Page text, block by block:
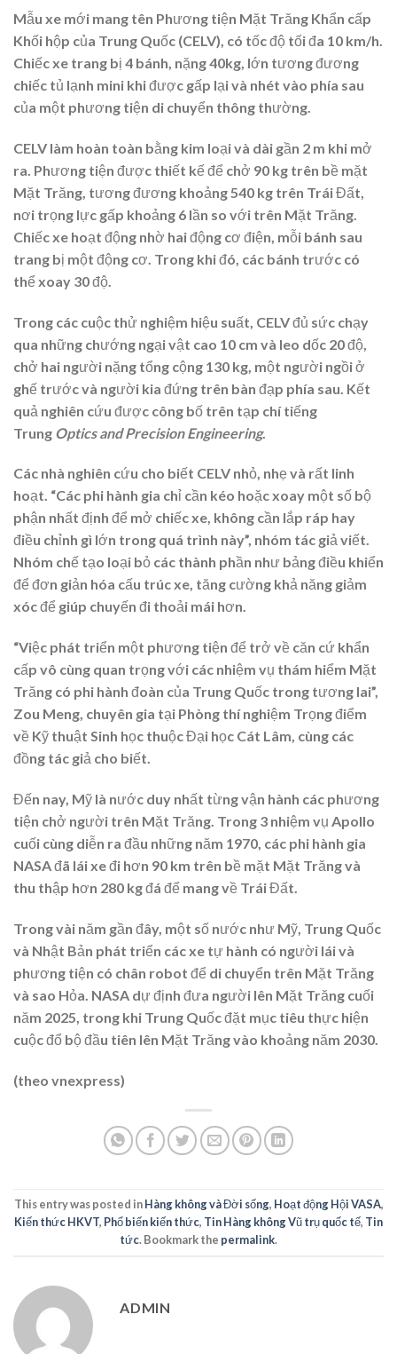
Mẫu xe mới mang tên Phương tiện Mặt Trăng Khẩn cấp
Khối hộp của Trung Quốc (CELV), có tốc độ tối đa 10 km/h.
Chiếc xe trang bị 4 bánh, nặng 40kg, lớn tương đương
chiếc tủ lạnh mini khi được gấp lại và nhét vào phía sau
của một phương tiện di chuyển thông thường.
CELV làm hoàn toàn bằng kim loại và dài gần 2 m khi mở
ra. Phương tiện được thiết kế để chở 90 kg trên bề mặt
Mặt Trăng, tương đương khoảng 540 kg trên Trái Đất,
nơi trọng lực gấp khoảng 6 lần so với trên Mặt Trăng.
Chiếc xe hoạt động nhờ hai động cơ điện, mỗi bánh sau
trang bị một động cơ. Trong khi đó, các bánh trước có
thể xoay 30 độ.
Trong các cuộc thử nghiệm hiệu suất, CELV đủ sức chạy
qua những chướng ngại vật cao 10 cm và leo dốc 20 độ,
chở hai người nặng tổng cộng 130 kg, một người ngồi ở
ghế trước và người kia đứng trên bàn đạp phía sau. Kết
quả nghiên cứu được công bố trên tạp chí tiếng
Trung Optics and Precision Engineering.
Các nhà nghiên cứu cho biết CELV nhỏ, nhẹ và rất linh
hoạt. “Các phi hành gia chỉ cần kéo hoặc xoay một số bộ
phận nhất định để mở chiếc xe, không cần lắp ráp hay
điều chỉnh gì lớn trong quá trình này”, nhóm tác giả viết.
Nhóm chế tạo loại bỏ các thành phần như bảng điều khiển
để đơn giản hóa cấu trúc xe, tăng cường khả năng giảm
xóc để giúp chuyến đi thoải mái hơn.
“Việc phát triển một phương tiện để trở về căn cứ khẩn
cấp vô cùng quan trọng với các nhiệm vụ thám hiểm Mặt
Trăng có phi hành đoàn của Trung Quốc trong tương lai”,
Zou Meng, chuyên gia tại Phòng thí nghiệm Trọng điểm
về Kỹ thuật Sinh học thuộc Đại học Cát Lâm, cùng các
đồng tác giả cho biết.
Đến nay, Mỹ là nước duy nhất từng vận hành các phương
tiện chở người trên Mặt Trăng. Trong 3 nhiệm vụ Apollo
cuối cùng diễn ra đầu những năm 1970, các phi hành gia
NASA đã lái xe đi hơn 90 km trên bề mặt Mặt Trăng và
thu thập hơn 280 kg đá để mang về Trái Đất.
Trong vài năm gần đây, một số nước như Mỹ, Trung Quốc
và Nhật Bản phát triển các xe tự hành có người lái và
phương tiện có chân robot để di chuyển trên Mặt Trăng
và sao Hỏa. NASA dự định đưa người lên Mặt Trăng cuối
năm 2025, trong khi Trung Quốc đặt mục tiêu thực hiện
cuộc đổ bộ đầu tiên lên Mặt Trăng vào khoảng năm 2030.
(theo vnexpress)
This entry was posted inHàng không và Đời sống, Hoạt động Hội VASA,
Kiến thức HKVT, Phổ biến kiến thức, Tin Hàng không Vũ trụ quốc tế, Tin
tức. Bookmark the permalink.
ADMIN